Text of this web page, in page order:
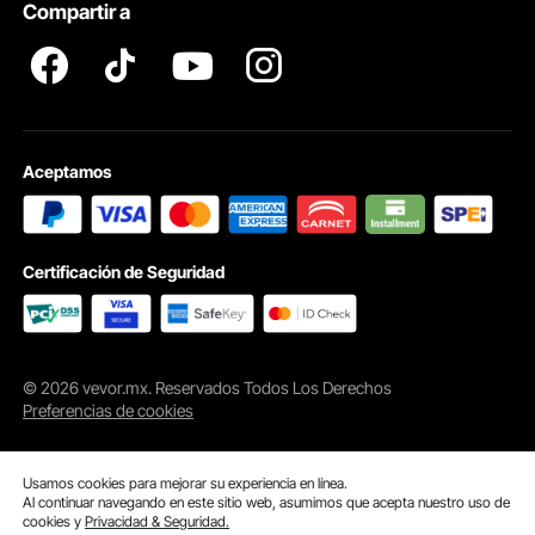
Compartir a
Aceptamos
Certificación de Seguridad
© 2026 vevor.mx. Reservados Todos Los Derechos
Preferencias de cookies
Usamos cookies para mejorar su experiencia en línea.
Al continuar navegando en este sitio web, asumimos que acepta nuestro uso de
cookies yPrivacidad & Seguridad.